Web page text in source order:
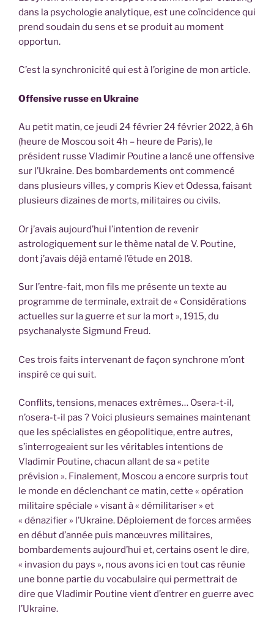
dans la psychologie analytique, est une coïncidence qui
prend soudain du sens et se produit au moment
opportun.
C’est la synchronicité qui est à l’origine de mon article.
Offensive russe en Ukraine
Au petit matin, ce jeudi 24 février 24 février 2022, à 6h
(heure de Moscou soit 4h – heure de Paris), le
président russe Vladimir Poutine a lancé une offensive
sur l’Ukraine. Des bombardements ont commencé
dans plusieurs villes, y compris Kiev et Odessa, faisant
plusieurs dizaines de morts, militaires ou civils.
Or j’avais aujourd’hui l’intention de revenir
astrologiquement sur le thème natal de V. Poutine,
dont j’avais déjà entamé l’étude en 2018.
Sur l’entre-fait, mon fils me présente un texte au
programme de terminale, extrait de « Considérations
actuelles sur la guerre et sur la mort », 1915, du
psychanalyste Sigmund Freud.
Ces trois faits intervenant de façon synchrone m’ont
inspiré ce qui suit.
Conflits, tensions, menaces extrêmes… Osera-t-il,
n’osera-t-il pas ? Voici plusieurs semaines maintenant
que les spécialistes en géopolitique, entre autres,
s’interrogeaient sur les véritables intentions de
Vladimir Poutine, chacun allant de sa « petite
prévision ». Finalement, Moscou a encore surpris tout
le monde en déclenchant ce matin, cette « opération
militaire spéciale » visant à « démilitariser » et
« dénazifier » l’Ukraine. Déploiement de forces armées
en début d’année puis manœuvres militaires,
bombardements aujourd’hui et, certains osent le dire,
« invasion du pays », nous avons ici en tout cas réunie
une bonne partie du vocabulaire qui permettrait de
dire que Vladimir Poutine vient d’entrer en guerre avec
l’Ukraine.